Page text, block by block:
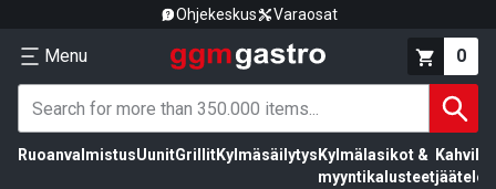
Ohjekeskus Varaosat
Menu 0
RuoanvalmistusUunitGrillitKylmäsäilytys Kylmälasikot &
myyntikalusteet
Kahvila,
jäätelö